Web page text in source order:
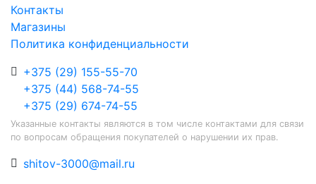
Контакты
Магазины
Политика конфиденциальности
+375 (29) 155-55-70
+375 (44) 568-74-55
+375 (29) 674-74-55
Указанные контакты являются в том числе контактами для связи
по вопросам обращения покупателей о нарушении их прав.
shitov-3000@mail.ru